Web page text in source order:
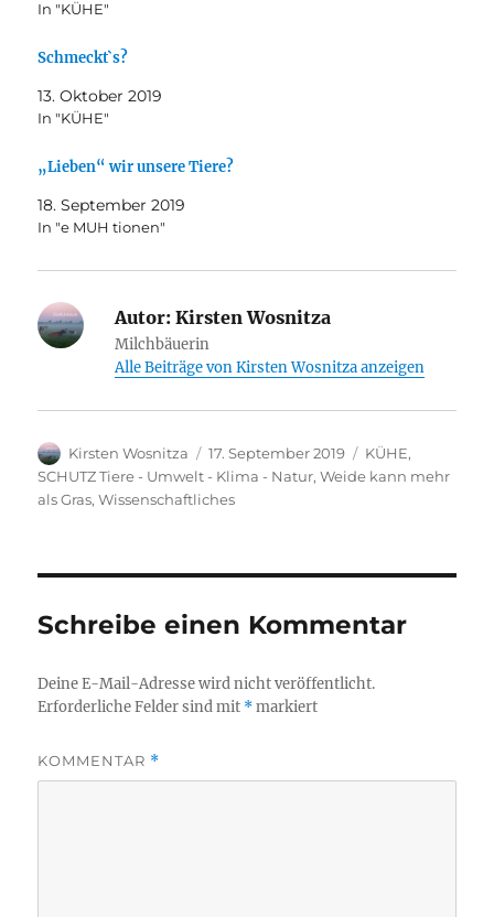
In "KÜHE"
Schmeckt`s?
13. Oktober 2019
In "KÜHE"
„Lieben“ wir unsere Tiere?
18. September 2019
In "e MUH tionen"
Autor: Kirsten Wosnitza
Milchbäuerin
Alle Beiträge von Kirsten Wosnitza anzeigen
Autor
Kirsten Wosnitza
Veröffentlicht
am
17. September 2019 Kategorien
KÜHE,
SCHUTZ Tiere - Umwelt - Klima - Natur,Weide kann mehr
als Gras,Wissenschaftliches
Schreibe einen Kommentar
Deine E-Mail-Adresse wird nicht veröffentlicht.
Erforderliche Felder sind mit *markiert
KOMMENTAR *